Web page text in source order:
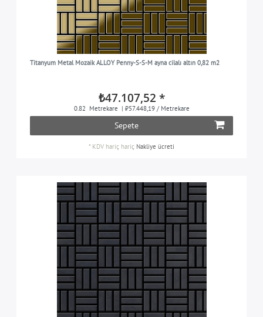
Titanyum Metal Mozaik ALLOY Penny-S-S-M ayna cilalı altın 0,82 m2
₺47.107,52 *
0.82 Metrekare | ₺57.448,19 / Metrekare
Sepete
* KDV hariç hariç Nakliye ücreti